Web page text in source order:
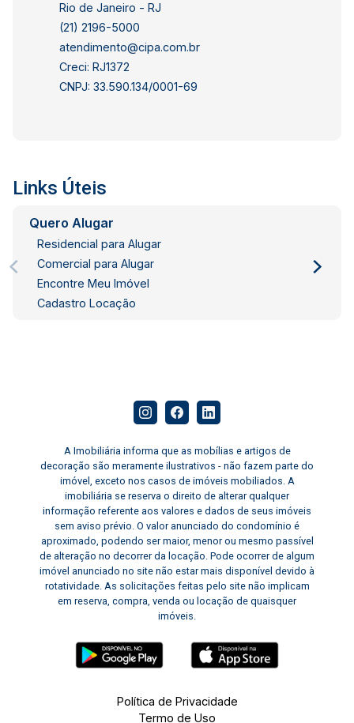
Rio de Janeiro - RJ
(21) 2196-5000
atendimento@cipa.com.br
Creci: RJ1372
CNPJ: 33.590.134/0001-69
Links Úteis
Quero Alugar
Residencial para Alugar
Comercial para Alugar
Encontre Meu Imóvel
Cadastro Locação
A Imobiliária informa que as mobílias e artigos de
decoração são meramente ilustrativos - não fazem parte do
imóvel, exceto nos casos de imóveis mobiliados. A
imobiliária se reserva o direito de alterar qualquer
informação referente aos valores e dados de seus imóveis
sem aviso prévio. O valor anunciado do condomínio é
aproximado, podendo ser maior, menor ou mesmo passível
de alteração no decorrer da locação. Pode ocorrer de algum
imóvel anunciado no site não estar mais disponível devido à
rotatividade. As solicitações feitas pelo site não implicam
em reserva, compra, venda ou locação de quaisquer
imóveis.
Política de Privacidade
Termo de Uso